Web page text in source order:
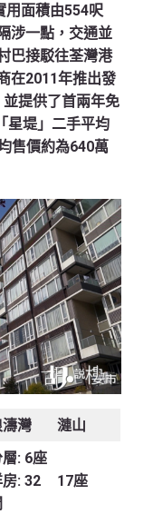
用面積由554呎
涉一點，交通並
巴接駁往荃灣港
在2011年推出發
提供了首兩年免
星堤」二手平均
售價約為640萬
灣 漣山
: 6座
: 32
17座